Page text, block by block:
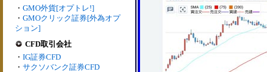
・ GMO外貨[オプトレ!]
・ GMOクリック証券[外為オプ
ション]
CFD取引会社
・ IG証券CFD
・ サクソバンク証券CFD